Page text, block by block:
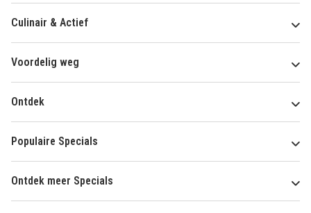
Culinair & Actief
Voordelig weg
Ontdek
Populaire Specials
Ontdek meer Specials